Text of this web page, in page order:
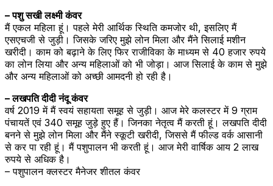
– पशु सखी लक्ष्मी कंवर
मैं एकल महिला हूं। पहले मेरी आर्थिक स्थिति कमजोर थी, इसलिए मैं
एसएचजी से जुड़ी। जिसके जरिए मुझे लोन मिला और मैंने सिलाई मशीन
खरीदी। काम को बढ़ाने के लिए फिर राजीविका के माध्यम से 40 हजार रुपये
का लोन लिया और अन्य महिलाओं को भी जोड़ा। आज सिलाई के काम से मुझे
और अन्य महिलाओं को अच्छी आमदनी हो रही है।
– लखपति दीदी नंदू कंवर
वर्ष 2019 में मैं स्वयं सहायता समूह से जुड़ी। आज मेरे कलस्टर में 9 ग्राम
पंचायतें एवं 340 समूह जुड़े हुए हैं। जिनका नेतृत्व मैं करती हूं। लखपति दीदी
बनने से मुझे लोन मिला और मैंने स्कूटी खरीदी, जिससे मैं फील्ड वर्क आसानी
से कर पा रही हूं। मैं पशुपालन भी करती हूं। आज मेरी वार्षिक आय 2 लाख
रुपये से अधिक है।
– पशुपालन क्लस्टर मैनेजर शीतल कंवर